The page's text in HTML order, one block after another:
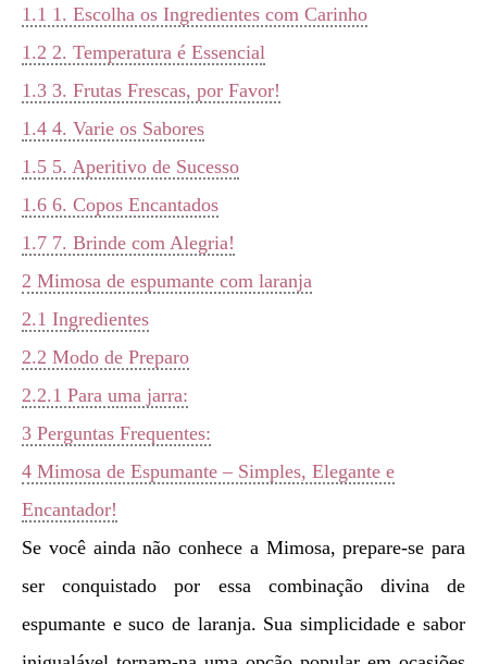
1.1 1. Escolha os Ingredientes com Carinho
1.2 2. Temperatura é Essencial
1.3 3. Frutas Frescas, por Favor!
1.4 4. Varie os Sabores
1.5 5. Aperitivo de Sucesso
1.6 6. Copos Encantados
1.7 7. Brinde com Alegria!
2 Mimosa de espumante com laranja
2.1 Ingredientes
2.2 Modo de Preparo
2.2.1 Para uma jarra:
3 Perguntas Frequentes:
4 Mimosa de Espumante – Simples, Elegante e
Encantador!
Se você ainda não conhece a Mimosa, prepare-se para
ser conquistado por essa combinação divina de
espumante e suco de laranja. Sua simplicidade e sabor